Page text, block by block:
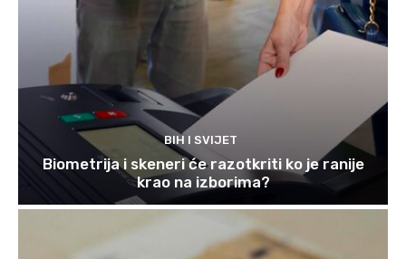
BIH I SVIJET
Biometrija i skeneri će razotkriti ko je ranije
krao na izborima?